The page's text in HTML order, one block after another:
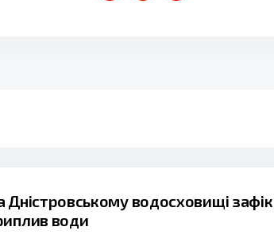
Дністровському водосховищі
води